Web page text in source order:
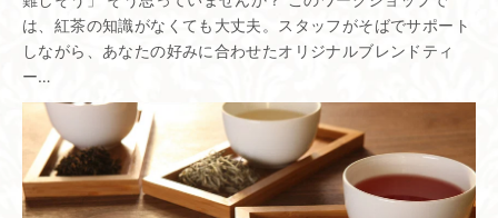
は、紅茶の知識がなくても大丈夫。スタッフがそばでサポート
しながら、あなたの好みに合わせたオリジナルブレンドティ
ー…